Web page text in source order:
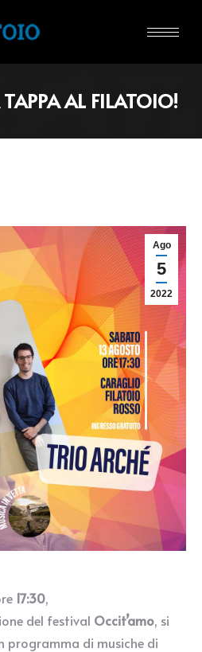
AL FILATOIO!
Ago
5
2022
17:30,
del festival Occit’amo, si
programma di musiche di